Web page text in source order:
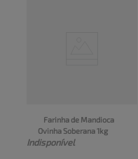
Farinha de Mandioca
Ovinha Soberana 1kg
Indisponível